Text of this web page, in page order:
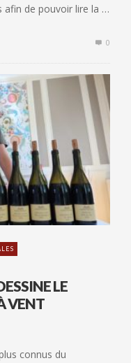
afin de pouvoir lire la …
0
LE
VENT
connus du